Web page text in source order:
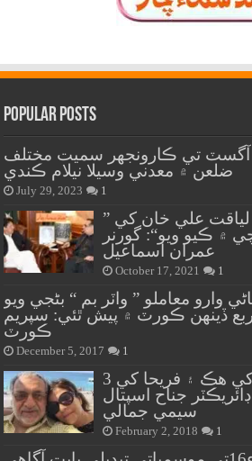
Popular Posts
حڪومت 4 آگسٽ تي ڪارونجهر سميت مختلف
ضلعن ۾ معدني وسيلا نيلام ڪندي
July 29, 2023 1
” فرزند ڪراچي لياقت علي خان کي
۾ ڪيو ويو“: گورنر
عمران اسماعيل
October 17, 2021 1
وارو معاملو ” واٽر بم “ بڻجي ويو
ڏينهن ڪورٽ ۾ پيش ٿئي: سپريم
ڪورٽ
December 5, 2017 1
هزار خان بجاراڻي کي هڪ ۽ فريحا کي 3
جناح اسپتال
سيمي جمالي
February 2, 2018 1